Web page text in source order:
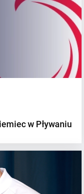
w Pływaniu